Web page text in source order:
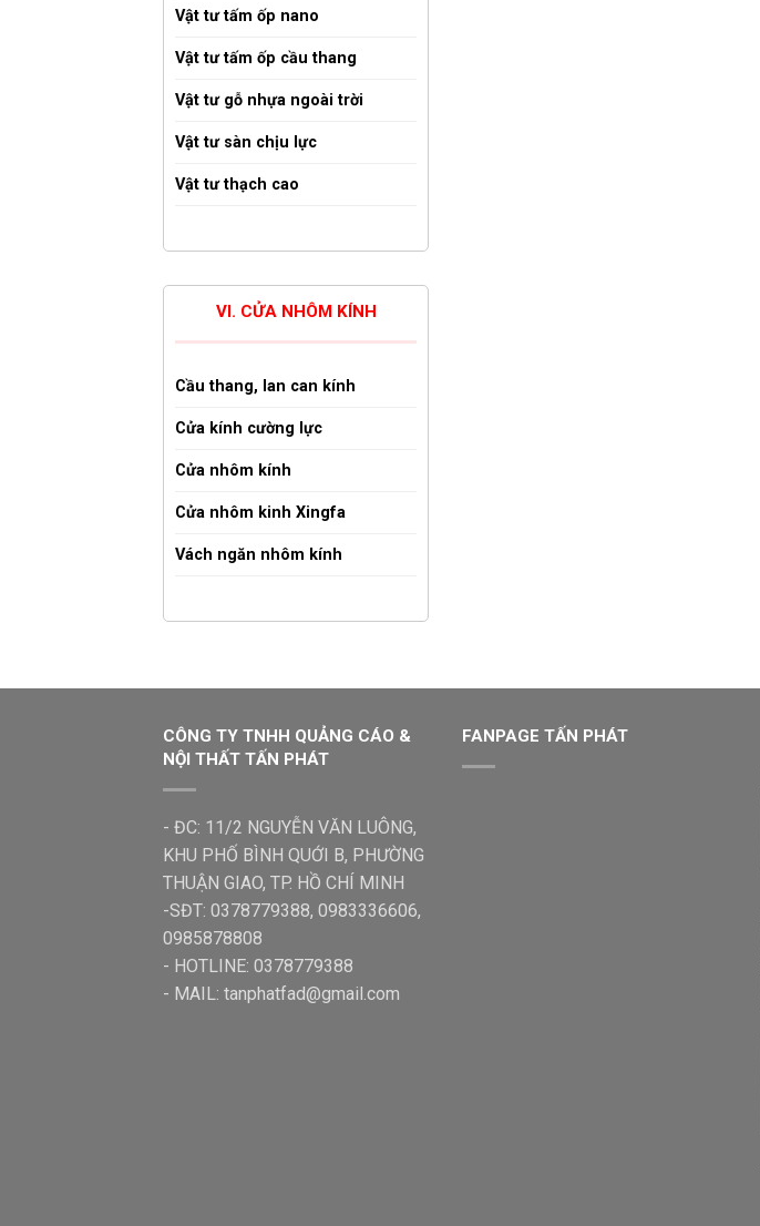
Vật tư tấm ốp nano
Vật tư tấm ốp cầu thang
Vật tư gỗ nhựa ngoài trời
Vật tư sàn chịu lực
Vật tư thạch cao
VI. CỬA NHÔM KÍNH
Cầu thang, lan can kính
Cửa kính cường lực
Cửa nhôm kính
Cửa nhôm kinh Xingfa
Vách ngăn nhôm kính
CÔNG TY TNHH QUẢNG CÁO &
NỘI THẤT TẤN PHÁT
- ĐC: 11/2 NGUYỄN VĂN LUÔNG,
KHU PHỐ BÌNH QUỚI B, PHƯỜNG
THUẬN GIAO, TP. HỒ CHÍ MINH
-SĐT: 0378779388, 0983336606,
0985878808
- HOTLINE: 0378779388
- MAIL: tanphatfad@gmail.com
FANPAGE TẤN PHÁT